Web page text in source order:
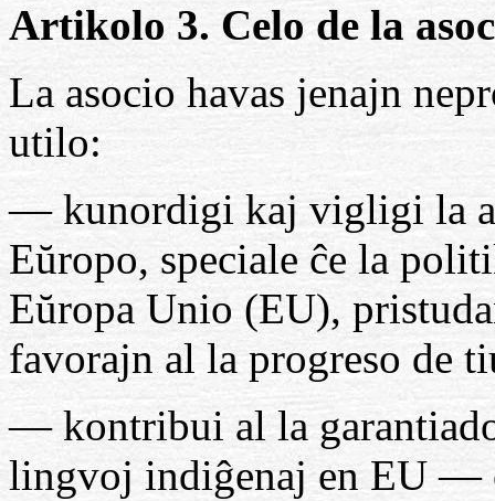
Artikolo 3. Celo de la
La asocio havas jenajn
utilo:
— kunordigi kaj vigligi la
Eŭropo, speciale ĉe la
Eŭropa Unio (EU),
favorajn al la progreso de
— kontribui al la
lingvoj indiĝenaj en EU —